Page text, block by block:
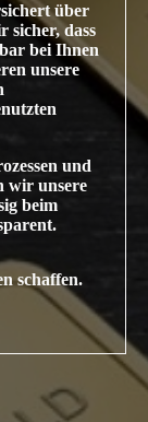
über
sicher, dass
bei Ihnen
unsere
und
wir unsere
beim
schaffen.